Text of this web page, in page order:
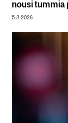
nousi tummia
5.8.2026